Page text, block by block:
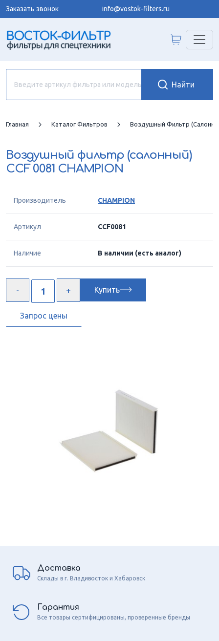
Заказать звонок info@vostok-filters.ru
Главная Каталог Фильтров Воздушный Фильтр
Воздушный фильтр (салонный)
CCF 0081 CHAMPION
Производитель CHAMPION
Артикул CCF0081
Наличие В наличии (есть аналог)
Купить
Запрос цены
Доставка
Склады в г. Владивосток и Хабаровск
Гарантия
Все товары сертифицированы, проверенные бренды